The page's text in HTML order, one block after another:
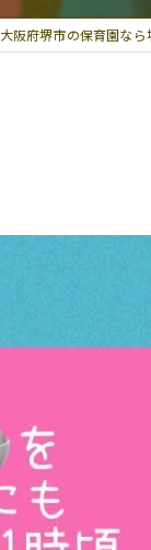
大阪府堺市の保育園な